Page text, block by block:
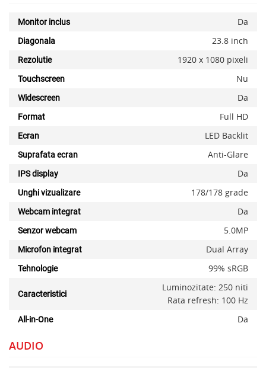
Monitor inclus Da
Diagonala 23.8 inch
Rezolutie 1920 x 1080 pixeli
Touchscreen Nu
Widescreen Da
Format Full HD
Ecran LED Backlit
Suprafata ecran Anti-Glare
IPS display Da
Unghi vizualizare 178/178 grade
Webcam integrat Da
Senzor webcam 5.0MP
Microfon integrat Dual Array
Tehnologie 99% sRGB
Caracteristici
Luminozitate: 250 niti
Rata refresh: 100 Hz
All-in-One Da
AUDIO
x